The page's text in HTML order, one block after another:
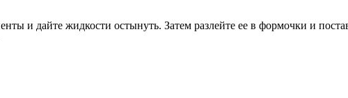
и дайте жидкости остынуть. Затем разлейте ее в формочки и